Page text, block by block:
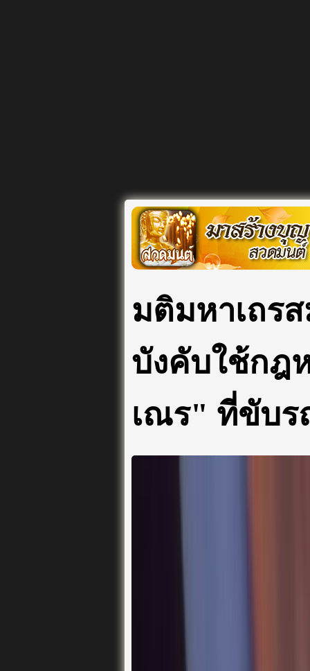
มติมหาเถร
บังคับใช้กฎ
เณร" ที่ขับร